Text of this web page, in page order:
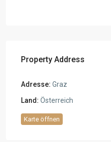
Property Address
Adresse: Graz
Land: Österreich
Karte öffnen